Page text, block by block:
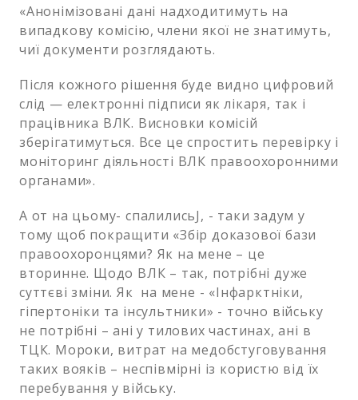
«Анонімізовані дані надходитимуть на
випадкову комісію, члени якої не знатимуть,
чиї документи розглядають.
Після кожного рішення буде видно цифровий
слід — електронні підписи як лікаря, так і
працівника ВЛК. Висновки комісій
зберігатимуться. Все це спростить перевірку і
моніторинг діяльності ВЛК правоохоронними
органами».
А от на цьому- спалилисьJ, - таки задум у
тому щоб покращити «Збір доказової бази
правоохоронцями? Як на мене – це
вторинне. Щодо ВЛК – так, потрібні дуже
суттєві зміни. Як на мене - «Інфарктніки,
гіпертоніки та інсультники» - точно війську
не потрібні – ані у тилових частинах, ані в
ТЦК. Мороки, витрат на медобстуговування
таких вояків – неспівмірні із користю від їх
перебування у війську.